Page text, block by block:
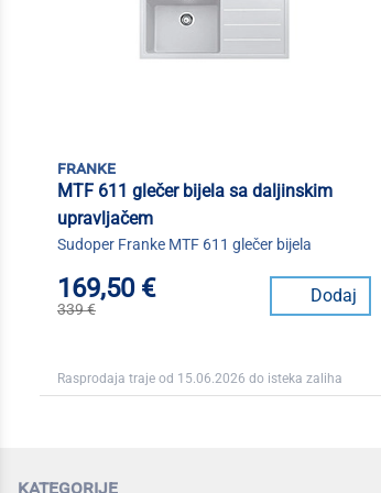
franke
MTF 611 glečer bijela sa daljinskim
upravljačem
Sudoper Franke MTF 611 glečer bijela
169,50 €
339 €
Dodaj
Rasprodaja traje od 15.06.2026 do isteka zaliha
kategorije